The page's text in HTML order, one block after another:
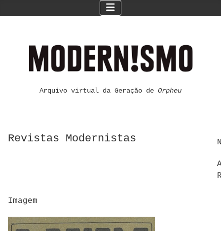
Arquivo virtual da Geração de Orpheu
Revistas Modernistas
Imagem